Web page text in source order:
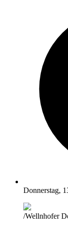
Donnerstag,
/Wellnhofer